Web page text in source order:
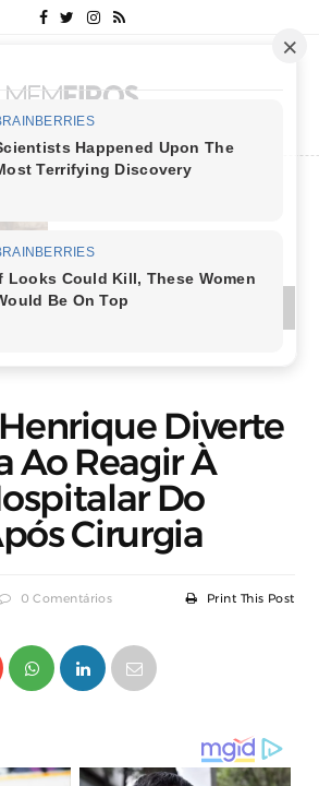
Diverte
Ao Reagir À
Do
Cirurgia
0 Comentários Print This Post